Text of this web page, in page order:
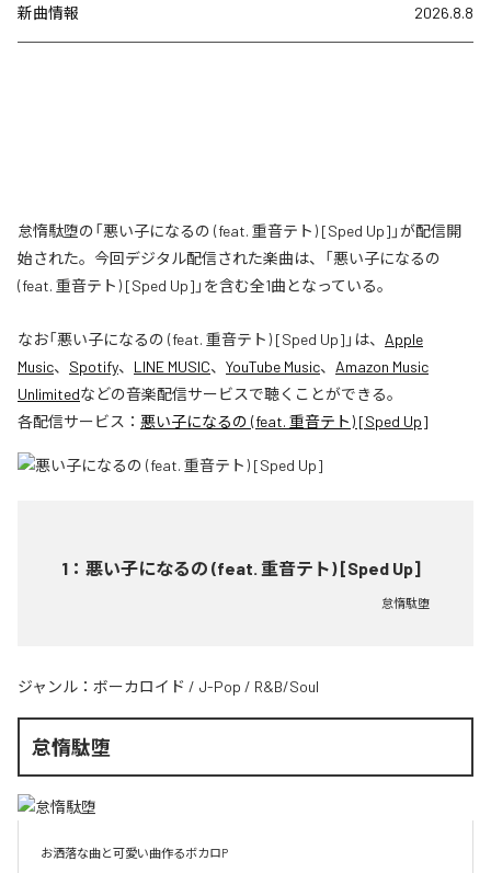
新曲情報 2026.8.8
怠惰駄堕の「悪い子になるの (feat. 重音テト) [Sped Up]」が配信開
始された。今回デジタル配信された楽曲は、「悪い子になるの
(feat. 重音テト) [Sped Up]」を含む全1曲となっている。
なお「悪い子になるの (feat. 重音テト) [Sped Up] 」は、 Apple
Music、 Spotify、 LINE MUSIC、 YouTube Music、 Amazon Music
Unlimitedなどの音楽配信サービスで聴くことができる。
各配信サービス： 悪い子になるの (feat. 重音テト) [Sped Up]
1 ： 悪い子になるの (feat. 重音テト) [Sped Up]
怠惰駄堕
ジャンル： ボーカロイド / J-Pop / R&B/Soul
怠惰駄堕
お洒落な曲と可愛い曲作るボカロP